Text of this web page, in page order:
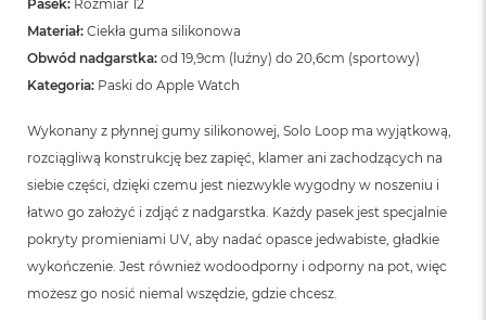
Pasek: Rozmiar 12
Materiał: Ciekła guma silikonowa
Obwód nadgarstka: od 19,9cm (luźny) do 20,6cm (sportowy)
Kategoria: Paski do Apple Watch
Wykonany z płynnej gumy silikonowej, Solo Loop ma wyjątkową,
rozciągliwą konstrukcję bez zapięć, klamer ani zachodzących na
siebie części, dzięki czemu jest niezwykle wygodny w noszeniu i
łatwo go założyć i zdjąć z nadgarstka. Każdy pasek jest specjalnie
pokryty promieniami UV, aby nadać opasce jedwabiste, gładkie
wykończenie. Jest również wodoodporny i odporny na pot, więc
możesz go nosić niemal wszędzie, gdzie chcesz.